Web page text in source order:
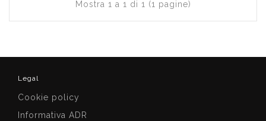
Mostra 1 a 1 di 1 (1 pagine)
Legal
Cookie policy
Informativa ADR